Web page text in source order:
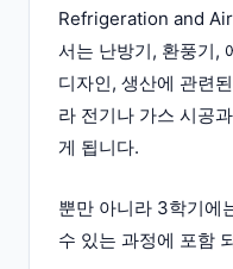
Refrigeration and
서는 난방기, 환풍기,
디자인, 생산에 관련
라 전기나 가스 시공
게 됩니다.
뿐만 아니라 3학기에
수 있는 과정에 포함